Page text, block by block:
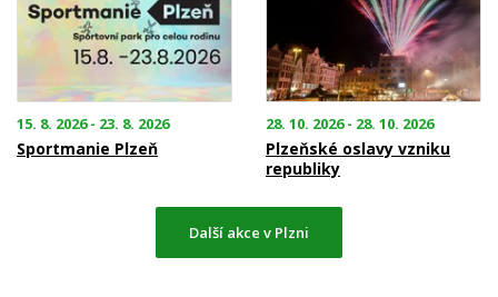
15. 8. 2026 - 23. 8. 2026
Sportmanie Plzeň
28. 10. 2026 - 28. 10. 2026
Plzeňské oslavy vzniku
republiky
Další akce v Plzni